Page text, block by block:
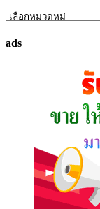
ค้นหา
ที่
ads